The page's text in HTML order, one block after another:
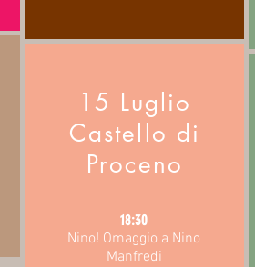
15 Luglio
Castello di
Proceno
18:30
Nino! Omaggio a Nino
Manfredi